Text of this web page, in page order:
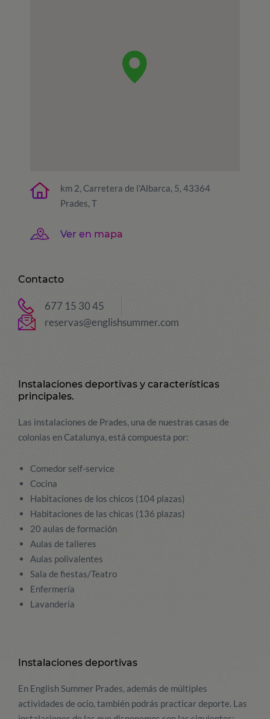
km 2, Carretera de l'Albarca, 5, 43364
Prades, T
Ver en mapa
Contacto
677 15 30 45
reservas@englishsummer.com
Instalaciones deportivas y características
principales.
Las instalaciones de Prades, una de nuestras casas de
colonias en Catalunya, está compuesta por:
Comedor self-service
Cocina
Habitaciones de los chicos (104 plazas)
Habitaciones de las chicas (136 plazas)
20 aulas de formación
Aulas de talleres
Aulas polivalentes
Sala de fiestas/Teatro
Enfermería
Lavandería
Instalaciones deportivas
En English Summer Prades, además de múltiples
actividades de ocio, también podrás practicar deporte. Las